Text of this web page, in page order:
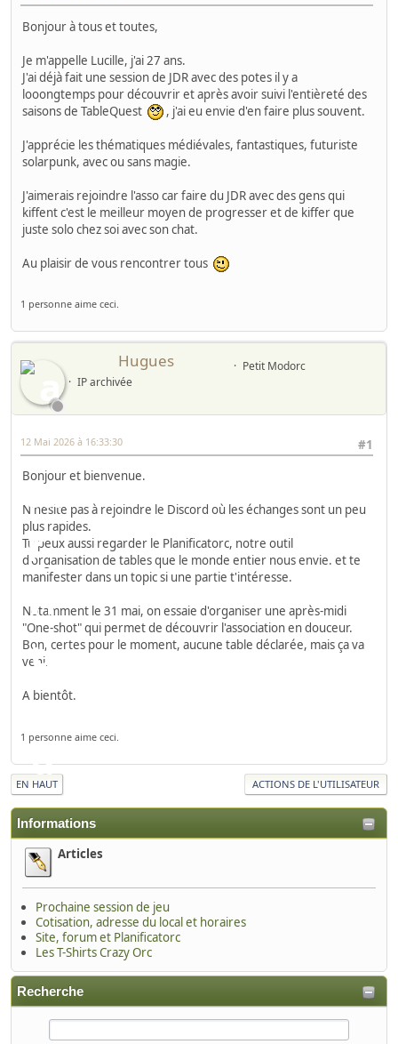
Informations
Articles
Prochaine session de jeu
Cotisation, adresse du local et horaires
Site, forum et Planificatorc
Les T-Shirts Crazy Orc
Recherche
Bonjour à tous et toutes,
Je m'appelle Lucille, j'ai 27 ans.
J'ai déjà fait une session de JDR avec des potes il y a
looongtemps pour découvrir et après avoir suivi l'entièreté des
saisons de TableQuest
, j'ai eu envie d'en faire plus souvent.
J'apprécie les thématiques médiévales, fantastiques, futuriste
solarpunk, avec ou sans magie.
J'aimerais rejoindre l'asso car faire du JDR avec des gens qui
kiffent c'est le meilleur moyen de progresser et de kiffer que
juste solo chez soi avec son chat.
Au plaisir de vous rencontrer tous
1 personne aime ceci.
Hugues
Petit Modorc
IP archivée
#1
12 Mai 2026 à 16:33:30
Bonjour et bienvenue.
N'hésite pas à rejoindre le Discord où les échanges sont un peu
plus rapides.
Tu peux aussi regarder le Planificatorc, notre outil
d'organisation de tables que le monde entier nous envie. et te
manifester dans un topic si une partie t'intéresse.
Notamment le 31 mai, on essaie d'organiser une après-midi
"One-shot" qui permet de découvrir l'association en douceur.
Bon, certes pour le moment, aucune table déclarée, mais ça va
venir.
A bientôt.
1 personne aime ceci.
EN HAUT ACTIONS DE L'UTILISATEUR